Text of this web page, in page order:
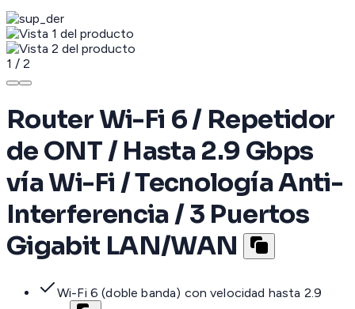
1 / 2
Router Wi-Fi 6 / Repetidor
de ONT / Hasta 2.9 Gbps
vía Wi-Fi / Tecnología Anti-
Interferencia / 3 Puertos
Gigabit LAN/WAN
Wi-Fi 6 (doble banda) con velocidad hasta 2.9